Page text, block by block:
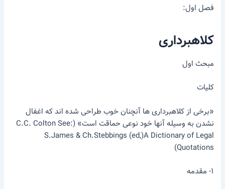
فصل اول:
کلاهبرداری
مبحث اول
کلیات
«برخی از کلاهبرداری ها آنچنان خوب طراحی شده اند که اغفال
نشدن به وسیله آنها خود نوعی حماقت است» (C.C. Colton See:
S.James & Ch.Stebbings (ed,)A Dictionary of Legal
Quotations)
۱- مقدمه